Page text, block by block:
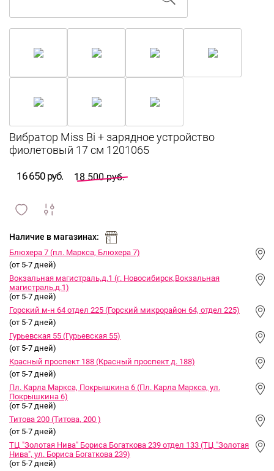
16 650 руб. 18 500 руб.
и
Наличие в магазинах:
Блюхера 7 (пл. Маркса, Блюхера 7)
(от 5-7 дней)
Вокзальная магистраль,д.1 (г. Новосибирск,Вокзальная
магистраль,д.1)
(от 5-7 дней)
Горский м-н 64 отдел 225 (Горский микрорайон 64, отдел 225)
(от 5-7 дней)
Гурьевская 55 (Гурьевская 55)
(от 5-7 дней)
Красный проспект 188 (Красный проспект д. 188)
(от 5-7 дней)
Пл. Карла Маркса, Покрышкина 6 (Пл. Карла Маркса, ул.
Покрышкина 6)
(от 5-7 дней)
Титова 200 (Титова, 200 )
(от 5-7 дней)
ТЦ "Золотая Нива" Бориса Богаткова 239 отдел 133 (ТЦ "Золотая
Нива", ул. Бориса Богаткова 239)
(от 5-7 дней)